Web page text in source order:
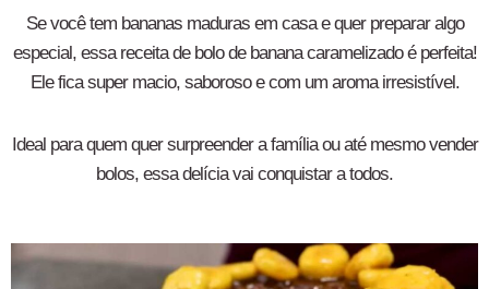
Se você tem bananas maduras em casa e quer preparar algo
especial, essa receita de bolo de banana caramelizado é perfeita!
Ele fica super macio, saboroso e com um aroma irresistível.
Ideal para quem quer surpreender a família ou até mesmo vender
bolos, essa delícia vai conquistar a todos.